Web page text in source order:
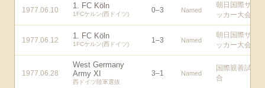
1977.06.10 1. FC Köln
1FCケルン(西ドイツ) 0–3 Named
朝日国際サ
ッカー大会
1977.06.12 1. FC Köln
1FCケルン(西ドイツ) 1–3 Named
朝日国際サ
ッカー大会
1977.06.28
West Germany
Army XI
西ドイツ陸軍選抜
3–1 Named
国際親善試
合